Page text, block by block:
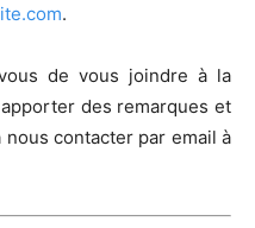
.
de vous joindre à la
des remarques et
nous contacter par email à